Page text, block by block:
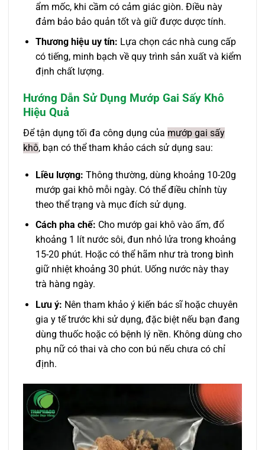
ẩm mốc, khi cầm có cảm giác giòn. Điều này
đảm bảo bảo quản tốt và giữ được dược tính.
Thương hiệu uy tín: Lựa chọn các nhà cung cấp
có tiếng, minh bạch về quy trình sản xuất và kiểm
định chất lượng.
Hướng Dẫn Sử Dụng Mướp Gai Sấy Khô
Hiệu Quả
Để tận dụng tối đa công dụng của mướp gai sấy
khô, bạn có thể tham khảo cách sử dụng sau:
Liều lượng: Thông thường, dùng khoảng 10-20g
mướp gai khô mỗi ngày. Có thể điều chỉnh tùy
theo thể trạng và mục đích sử dụng.
Cách pha chế: Cho mướp gai khô vào ấm, đổ
khoảng 1 lít nước sôi, đun nhỏ lửa trong khoảng
15-20 phút. Hoặc có thể hãm như trà trong bình
giữ nhiệt khoảng 30 phút. Uống nước này thay
trà hàng ngày.
Lưu ý: Nên tham khảo ý kiến bác sĩ hoặc chuyên
gia y tế trước khi sử dụng, đặc biệt nếu bạn đang
dùng thuốc hoặc có bệnh lý nền. Không dùng cho
phụ nữ có thai và cho con bú nếu chưa có chỉ
định.